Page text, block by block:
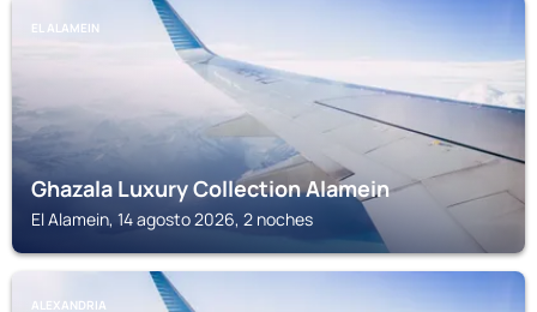
EL ALAMEIN
Ghazala Luxury Collection Alamein
El Alamein, 14 agosto 2026, 2 noches
ALEXANDRIA